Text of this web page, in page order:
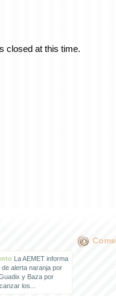
closed at this time.
La AEMET informa
alerta naranja por
y Baza por
los...